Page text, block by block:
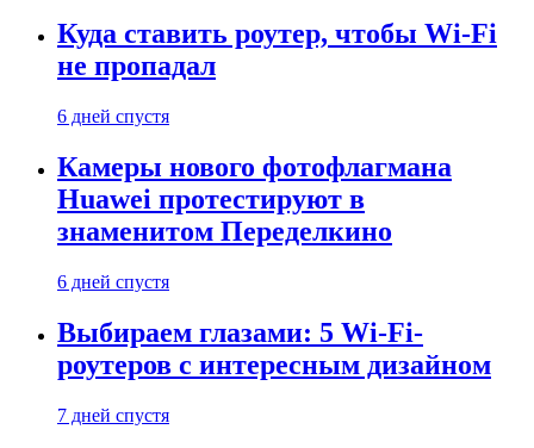
Куда ставить роутер, чтобы Wi-Fi
не пропадал
6 дней спустя
Камеры нового фотофлагмана
Huawei протестируют в
знаменитом Переделкино
6 дней спустя
Выбираем глазами: 5 Wi-Fi-
роутеров с интересным дизайном
7 дней спустя